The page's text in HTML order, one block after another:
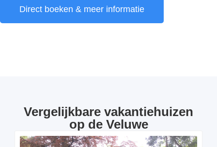
Direct boeken & meer informatie
Vergelijkbare vakantiehuizen
op de Veluwe